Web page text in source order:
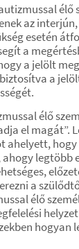
élő
az
esetén
a
a jelölt
a
élő
el magát”.
ahelyett,
legtöbb
a
élő
hogyan